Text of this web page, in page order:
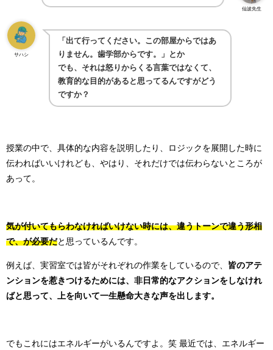
仙波先生
サハシ
「出て行ってください。この部屋からではあ
りません。歯学部からです。」とか
でも、それは怒りからくる言葉ではなくて、
教育的な目的があると思ってるんですがどう
ですか？
授業の中で、具体的な内容を説明したり、ロジックを展開した時に
伝わればいいけれども、 やはり、それだけでは伝わらないところが
あって。
気が付いてもらわなければいけない時には、違うトーンで違う形相
で、が必要だと思っているんです。
例えば、実習室では皆がそれぞれの作業をしているので、 皆のアテ
ンションを惹きつけるためには、非日常的なアクションをしなけれ
ばと思って、上を向いて一生懸命大きな声を出します。
でもこれにはエネルギーがいるんですよ。笑 最近では、エネルギー